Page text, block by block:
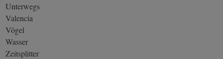
Unterwegs
Valencia
Vögel
Wasser
Zeitsplitter